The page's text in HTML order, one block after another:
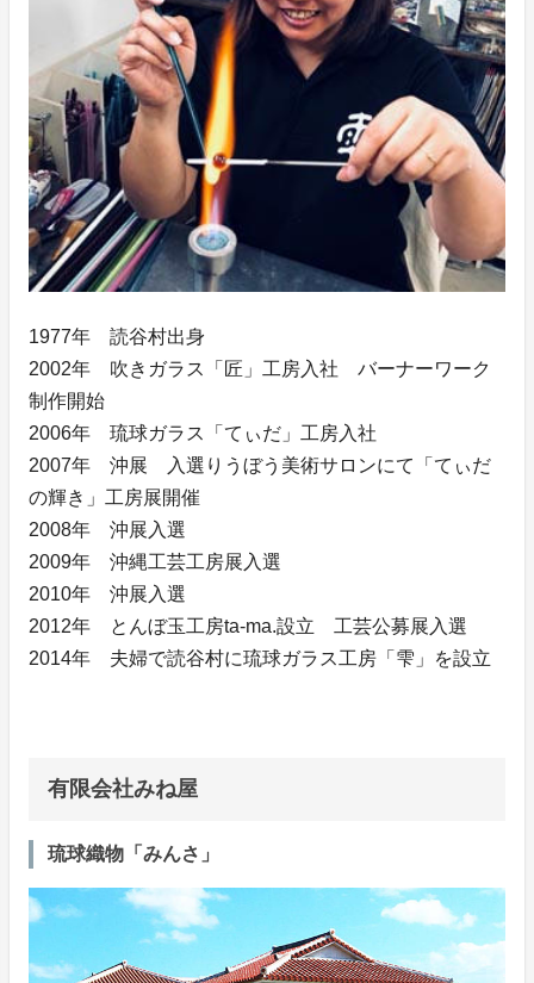
1977年 読谷村出身
2002年 吹きガラス「匠」工房入社 バーナーワーク
制作開始
2006年 琉球ガラス「てぃだ」工房入社
2007年 沖展 入選りうぼう美術サロンにて「てぃだ
の輝き」工房展開催
2008年 沖展入選
2009年 沖縄工芸工房展入選
2010年 沖展入選
2012年 とんぼ玉工房ta-ma.設立 工芸公募展入選
2014年 夫婦で読谷村に琉球ガラス工房「雫」を設立
有限会社みね屋
琉球織物「みんさ」